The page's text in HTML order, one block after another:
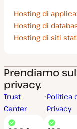
Hosting di
Hosting di
Hosting di siti
Prendiamo
privacy.
Trust
Center
Politica
Privacy